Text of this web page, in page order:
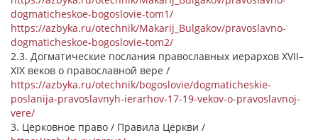
dogmaticheskoe-bogoslovie-tom1/
https://azbyka.ru/otechnik/Makarij_Bulgakov/pravoslavno-
dogmaticheskoe-bogoslovie-tom2/
2.3. Догматические послания православных иерархов XVII–
XIX веков о православной вере /
https://azbyka.ru/otechnik/bogoslovie/dogmaticheskie-
poslanija-pravoslavnyh-ierarhov-17-19-vekov-o-pravoslavnoj-
vere/
3. Церковное право / Правила Церкви /